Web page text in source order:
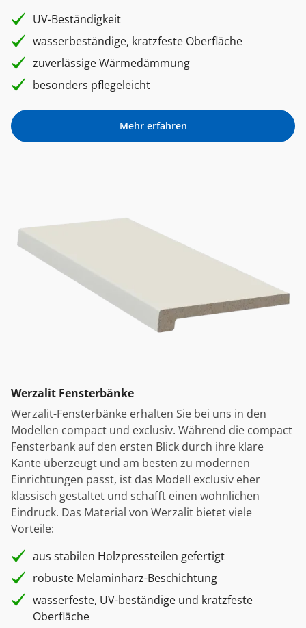
UV-Beständigkeit
wasserbeständige, kratzfeste Oberfläche
zuverlässige Wärmedämmung
besonders pflegeleicht
Mehr erfahren
Werzalit Fensterbänke
Werzalit-Fensterbänke erhalten Sie bei uns in den
Modellen compact und exclusiv. Während die compact
Fensterbank auf den ersten Blick durch ihre klare
Kante überzeugt und am besten zu modernen
Einrichtungen passt, ist das Modell exclusiv eher
klassisch gestaltet und schafft einen wohnlichen
Eindruck. Das Material von Werzalit bietet viele
Vorteile:
aus stabilen Holzpressteilen gefertigt
robuste Melaminharz-Beschichtung
wasserfeste, UV-beständige und kratzfeste
Oberfläche